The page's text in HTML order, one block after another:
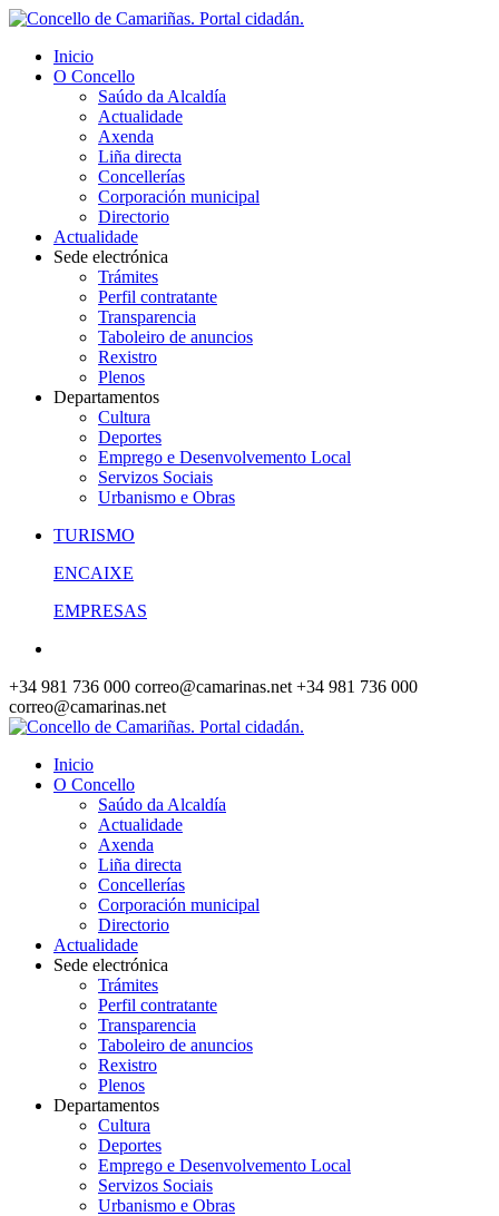
Inicio
O Concello
Saúdo da Alcaldía
Actualidade
Axenda
Liña directa
Concellerías
Corporación municipal
Directorio
Actualidade
Sede electrónica
Trámites
Perfil contratante
Transparencia
Taboleiro de anuncios
Rexistro
Plenos
Departamentos
Cultura
Deportes
Emprego e Desenvolvemento Local
Servizos Sociais
Urbanismo e Obras
TURISMO
ENCAIXE
EMPRESAS
+34 981 736 000 correo@camarinas.net +34 981 736 000
correo@camarinas.net
Inicio
O Concello
Saúdo da Alcaldía
Actualidade
Axenda
Liña directa
Concellerías
Corporación municipal
Directorio
Actualidade
Sede electrónica
Trámites
Perfil contratante
Transparencia
Taboleiro de anuncios
Rexistro
Plenos
Departamentos
Cultura
Deportes
Emprego e Desenvolvemento Local
Servizos Sociais
Urbanismo e Obras